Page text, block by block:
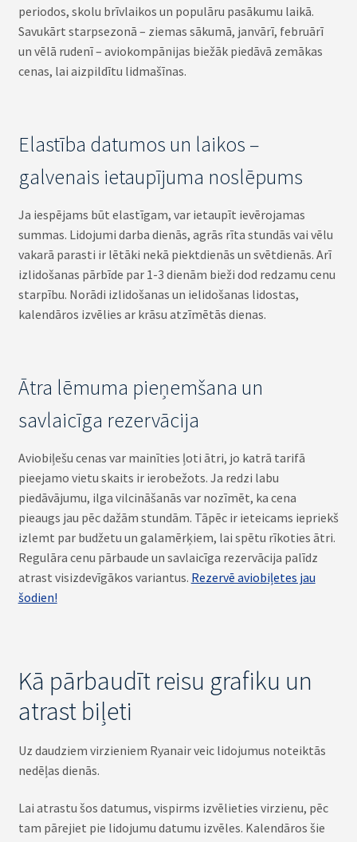
periodos, skolu brīvlaikos un populāru pasākumu laikā.
Savukārt starpsezonā – ziemas sākumā, janvārī, februārī
un vēlā rudenī – aviokompānijas biežāk piedāvā zemākas
cenas, lai aizpildītu lidmašīnas.
Elastība datumos un laikos –
galvenais ietaupījuma noslēpums
Ja iespējams būt elastīgam, var ietaupīt ievērojamas
summas. Lidojumi darba dienās, agrās rīta stundās vai vēlu
vakarā parasti ir lētāki nekā piektdienās un svētdienās. Arī
izlidošanas pārbīde par 1-3 dienām bieži dod redzamu cenu
starpību. Norādi izlidošanas un ielidošanas lidostas,
kalendāros izvēlies ar krāsu atzīmētās dienas.
Ātra lēmuma pieņemšana un
savlaicīga rezervācija
Aviobiļešu cenas var mainīties ļoti ātri, jo katrā tarifā
pieejamo vietu skaits ir ierobežots. Ja redzi labu
piedāvājumu, ilga vilcināšanās var nozīmēt, ka cena
pieaugs jau pēc dažām stundām. Tāpēc ir ieteicams iepriekš
izlemt par budžetu un galamērķiem, lai spētu rīkoties ātri.
Regulāra cenu pārbaude un savlaicīga rezervācija palīdz
atrast visizdevīgākos variantus. Rezervē aviobiļetes jau
šodien!
Kā pārbaudīt reisu grafiku un
atrast biļeti
Uz daudziem virzieniem Ryanair veic lidojumus noteiktās
nedēļas dienās.
Lai atrastu šos datumus, vispirms izvēlieties virzienu, pēc
tam pārejiet pie lidojumu datumu izvēles. Kalendāros šie